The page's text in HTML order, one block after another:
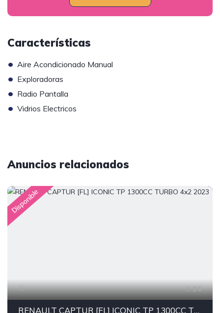
Características
• Aire Acondicionado Manual
• Exploradoras
• Radio Pantalla
• Vidrios Electricos
Anuncios relacionados
Disponible
24
RENAULT CAPTUR [FL] ICONIC TP 1300CC TURBO 4x2 2023